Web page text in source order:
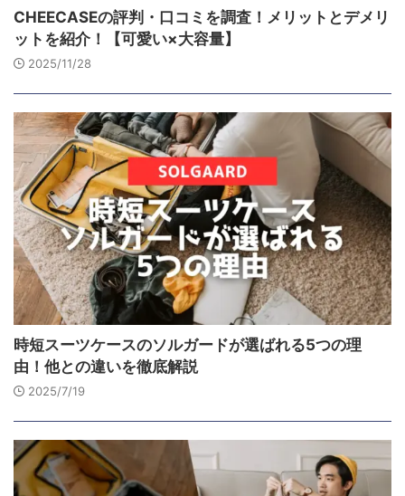
CHEECASEの評判・口コミを調査！メリットとデメリ
ットを紹介！【可愛い×大容量】
2025/11/28
時短スーツケースのソルガードが選ばれる5つの理
由！他との違いを徹底解説
2025/7/19